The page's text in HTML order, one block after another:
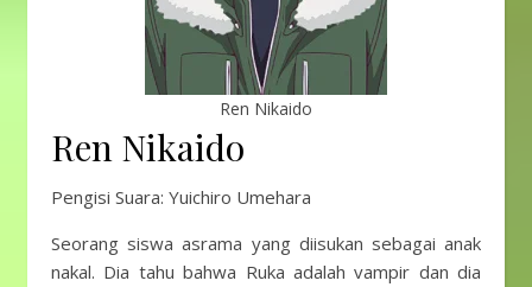
Ren Nikaido
Ren Nikaido
Pengisi Suara: Yuichiro Umehara
Seorang siswa asrama yang diisukan sebagai anak
nakal. Dia tahu bahwa Ruka adalah vampir dan dia